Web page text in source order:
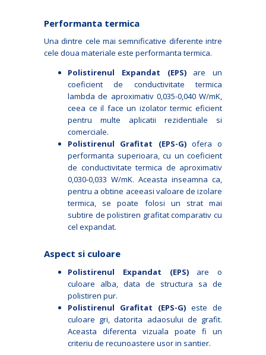
Performanta termica
Una dintre cele mai semnificative diferente intre
cele doua materiale este performanta termica.
Polistirenul Expandat (EPS)are un
coeficient de conductivitate termica
lambda de aproximativ 0,035-0,040 W/mK,
ceea ce il face un izolator termic eficient
pentru multe aplicatii rezidentiale si
comerciale.
Polistirenul Grafitat (EPS-G)ofera o
performanta superioara, cu un coeficient
de conductivitate termica de aproximativ
0,030-0,033 W/mK. Aceasta inseamna ca,
pentru a obtine aceeasi valoare de izolare
termica, se poate folosi un strat mai
subtire de polistiren grafitat comparativ cu
cel expandat.
Aspect si culoare
Polistirenul Expandat (EPS)are o
culoare alba, data de structura sa de
polistiren pur.
Polistirenul Grafitat (EPS-G) este de
culoare gri, datorita adaosului de grafit.
Aceasta diferenta vizuala poate fi un
criteriu de recunoastere usor in santier.